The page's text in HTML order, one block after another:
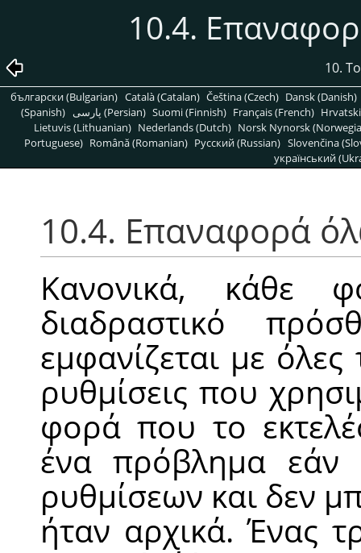
10.4.
10.
български (Bulgarian) Català (Catalan) Čeština (Czech) Dansk (Danish)
(Spanish)
پارسی (Persian) Suomi (Finnish) Français (French)
Lietuvis (Lithuanian) Nederlands (Dutch) Norsk Nynorsk
Portuguese) Română (Romanian) Pусский (Russian) Slovenčina
український
10.4. Επαναφορά
Κανονικά, κάθε
διαδραστικό
εμφανίζεται με όλες
ρυθμίσεις που
φορά που το
ένα πρόβλημα εάν
ρυθμίσεων και δεν
ήταν αρχικά. Ένας